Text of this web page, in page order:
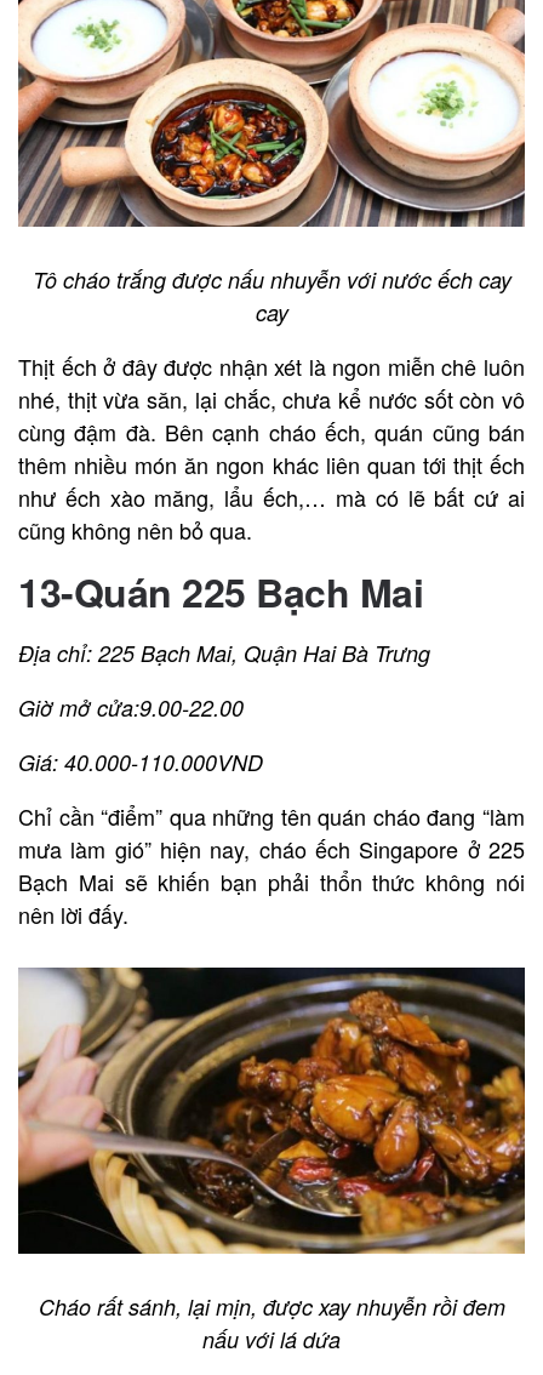
Tô cháo trắng được nấu nhuyễn với nước ếch cay
cay
Thịt ếch ở đây được nhận xét là ngon miễn chê luôn
nhé, thịt vừa săn, lại chắc, chưa kể nước sốt còn vô
cùng đậm đà. Bên cạnh cháo ếch, quán cũng bán
thêm nhiều món ăn ngon khác liên quan tới thịt ếch
như ếch xào măng, lẩu ếch,… mà có lẽ bất cứ ai
cũng không nên bỏ qua.
13-Quán 225 Bạch Mai
Địa chỉ: 225 Bạch Mai, Quận Hai Bà Trưng
Giờ mở cửa:9.00-22.00
Giá: 40.000-110.000VND
Chỉ cần “điểm” qua những tên quán cháo đang “làm
mưa làm gió” hiện nay, cháo ếch Singapore ở 225
Bạch Mai sẽ khiến bạn phải thổn thức không nói
nên lời đấy.
Cháo rất sánh, lại mịn, được xay nhuyễn rồi đem
nấu với lá dứa